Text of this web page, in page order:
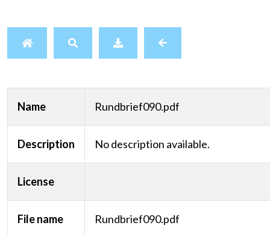
Name Rundbrief090.pdf
Description No description available.
License
File name Rundbrief090.pdf